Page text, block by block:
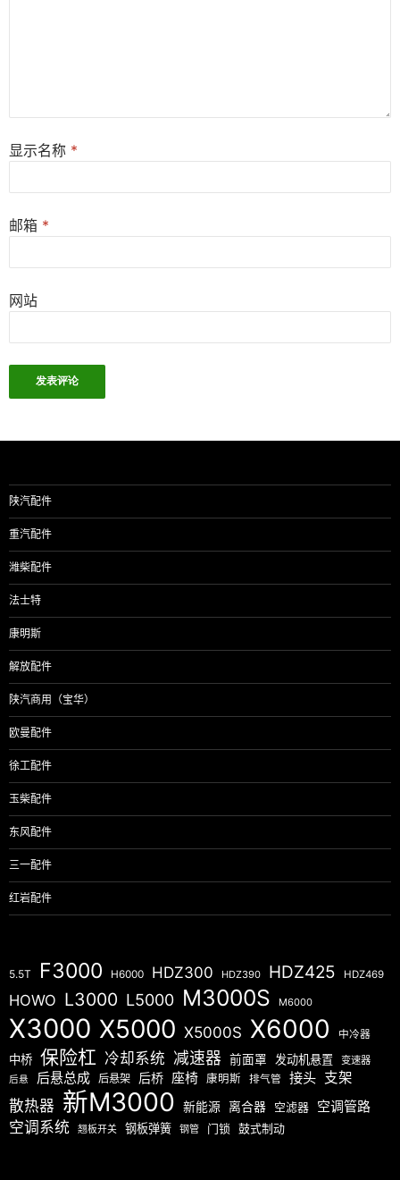
显示名称 *
邮箱 *
网站
陕汽配件
重汽配件
潍柴配件
法士特
康明斯
解放配件
陕汽商用（宝华）
欧曼配件
徐工配件
玉柴配件
东风配件
三一配件
红岩配件
5.5T F3000 H6000 HDZ300 HDZ390 HDZ425 HDZ469
HOWO L3000 L5000 M3000S M6000
X3000 X5000 X5000S X6000 中冷器
中桥 保险杠 冷却系统 减速器 前面罩 发动机悬置 变速器
后悬 后悬总成 后悬架 后桥 座椅 康明斯 排气管 接头 支架
散热器 新M3000 新能源 离合器 空滤器 空调管路
空调系统 翘板开关 钢板弹簧 钢管 门锁 鼓式制动